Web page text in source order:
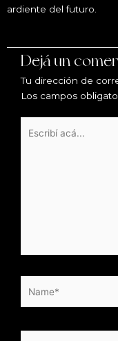
ardiente del futuro.
Dejá un
Tu dirección de
Los campos
acá...